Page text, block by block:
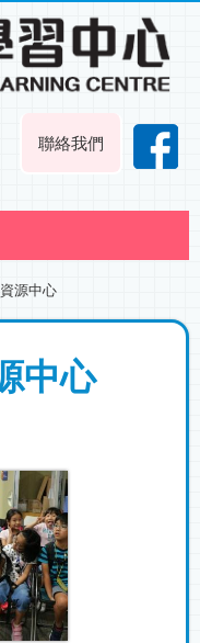
聯絡我們
源中心
中心